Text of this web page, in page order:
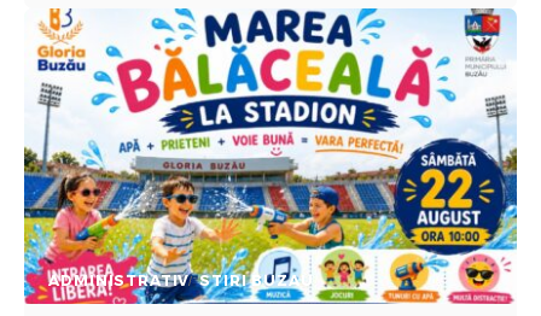
ADMINISTRATIV STIRI BUZAU